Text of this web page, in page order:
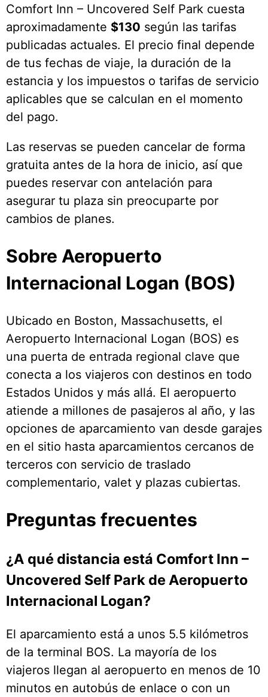
Comfort Inn – Uncovered Self Park cuesta
aproximadamente $130 según las tarifas
publicadas actuales. El precio final depende
de tus fechas de viaje, la duración de la
estancia y los impuestos o tarifas de servicio
aplicables que se calculan en el momento
del pago.
Las reservas se pueden cancelar de forma
gratuita antes de la hora de inicio, así que
puedes reservar con antelación para
asegurar tu plaza sin preocuparte por
cambios de planes.
Sobre Aeropuerto
Internacional Logan (BOS)
Ubicado en Boston, Massachusetts, el
Aeropuerto Internacional Logan (BOS) es
una puerta de entrada regional clave que
conecta a los viajeros con destinos en todo
Estados Unidos y más allá. El aeropuerto
atiende a millones de pasajeros al año, y las
opciones de aparcamiento van desde garajes
en el sitio hasta aparcamientos cercanos de
terceros con servicio de traslado
complementario, valet y plazas cubiertas.
Preguntas frecuentes
¿A qué distancia está Comfort Inn –
Uncovered Self Park de Aeropuerto
Internacional Logan?
El aparcamiento está a unos 5.5 kilómetros
de la terminal BOS. La mayoría de los
viajeros llegan al aeropuerto en menos de 10
minutos en autobús de enlace o con un